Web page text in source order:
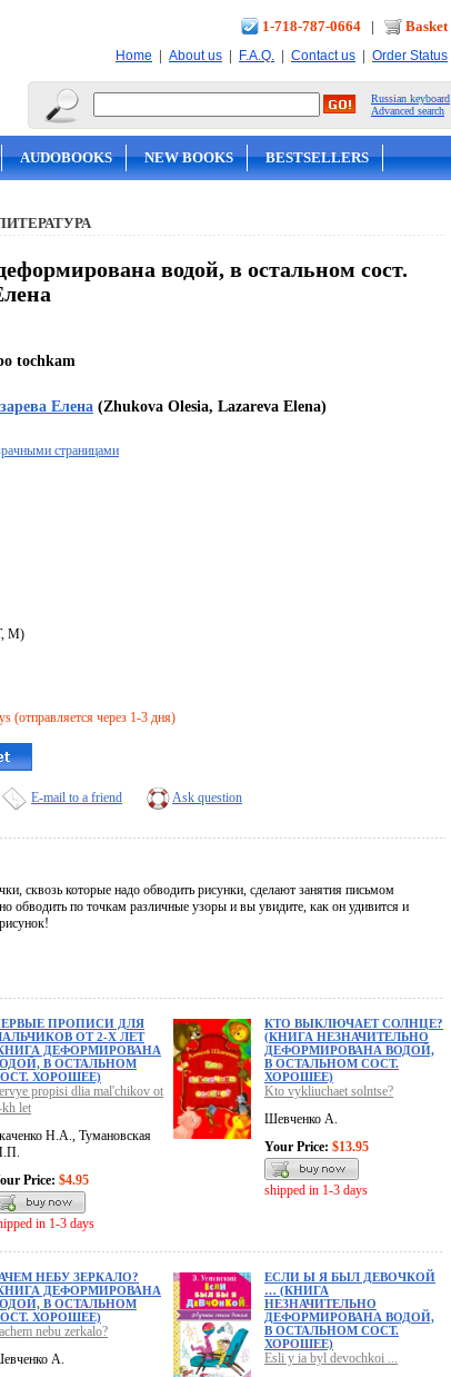
1-718-787-0664 | Basket
Home | About us | F.A.Q. | Contact us | Order Status
Russian keyboard
Advanced search
AUDOBOOKS NEW BOOKS BESTSELLERS
водой, в остальном сост.
tochkam
Елена (Zhukova Olesia, Lazareva Elena)
страницами
M)
(отправляется через 1-3 дня)
E-mail to a friend Ask question
сквозь которые надо обводить рисунки, сделают занятия письмом
обводить по точкам различные узоры и вы увидите, как он удивится и
ПРОПИСИ ДЛЯ
ОТ 2-Х ЛЕТ
ДЕФОРМИРОВАНА
В ОСТАЛЬНОМ
ХОРОШЕЕ)
propisi dlia mal'chikov ot
let
Н.А., Тумановская
Price: $4.95
in 1-3 days
КТО ВЫКЛЮЧАЕТ СОЛНЦЕ?
(КНИГА НЕЗНАЧИТЕЛЬНО
ДЕФОРМИРОВАНА ВОДОЙ,
В ОСТАЛЬНОМ СОСТ.
ХОРОШЕЕ)
Kto vykliuchaet solntse?
Шевченко А.
Your Price: $13.95
shipped in 1-3 days
НЕБУ ЗЕРКАЛО?
ДЕФОРМИРОВАНА
В ОСТАЛЬНОМ
ХОРОШЕЕ)
nebu zerkalo?
А.
ЕСЛИ Ы Я БЫЛ ДЕВОЧКОЙ
… (КНИГА
НЕЗНАЧИТЕЛЬНО
ДЕФОРМИРОВАНА ВОДОЙ,
В ОСТАЛЬНОМ СОСТ.
ХОРОШЕЕ)
Esli y ia byl devochkoi ...